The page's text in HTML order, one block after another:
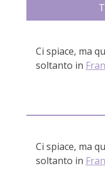
Ci spiace, ma
soltanto in
Ci spiace, ma
soltanto in